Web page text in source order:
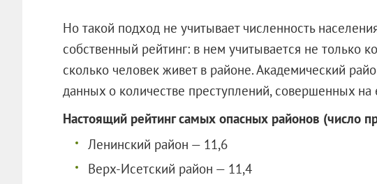
Но такой подход не учитывает численность
собственный рейтинг: в нем учитывается не только
сколько человек живет в районе. Академический
данных о количестве преступлений, совершенных на
Настоящий рейтинг самых опасных районов (число
Ленинский район — 11,6
Верх-Исетский район — 11,4